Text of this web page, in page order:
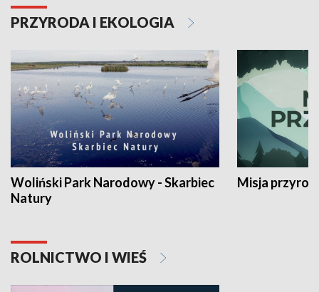
PRZYRODA I EKOLOGIA
Woliński Park Narodowy - Skarbiec
Natury
Misja
ROLNICTWO I WIEŚ